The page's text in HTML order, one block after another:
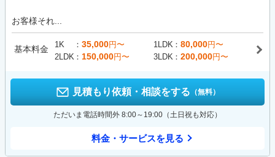
お客様それ...
基本料金 1K 35,000円〜 1LDK 80,000円〜
2LDK
150,000円〜 3LDK 200,000円〜
見積もり依頼・相談をする （無料）
ただいま電話時間外 8:00～19:00（土日祝も対応）
料金・サービスを見る